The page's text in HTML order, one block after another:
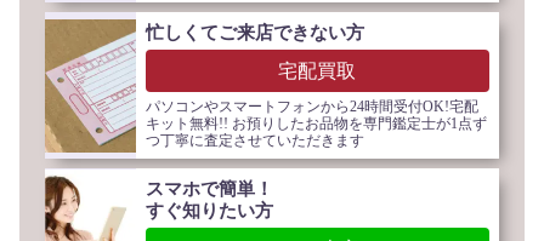
忙しくてご来店できない方
宅配買取
パソコンやスマートフォンから24時間受付OK!宅配
キット無料!! お預りしたお品物を専門鑑定士が1点ず
つ丁寧に査定させていただきます
スマホで簡単！
すぐ知りたい方